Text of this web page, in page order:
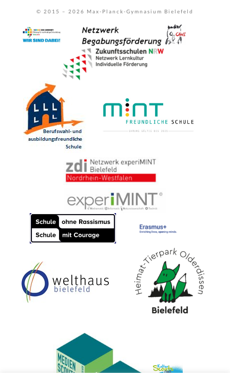
© 2015 – 2026 Max-Planck-Gymnasium Bielefeld